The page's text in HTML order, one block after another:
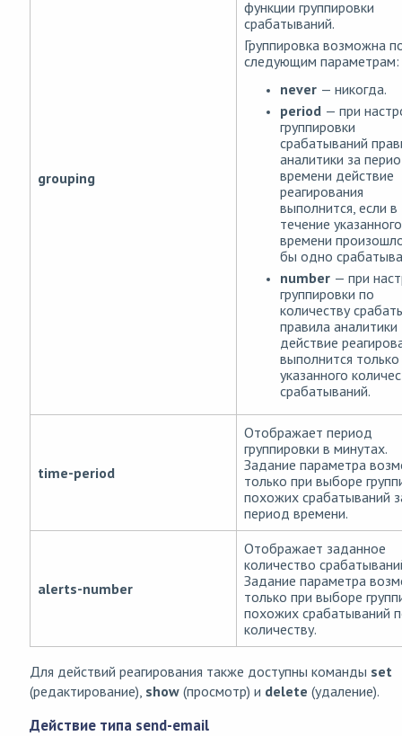
grouping
функции группировки
срабатываний.
Группировка возможна
следующим параметрам:
never — никогда.
period — при
группировки
срабатываний
аналитики за
времени действие
реагирования
выполнится, если в
течение указанного
времени
бы одно
number — при
группировки по
количеству
правила аналитики
действие
выполнится
указанного
срабатываний.
time-period
Отображает период
группировки в минутах.
Задание параметра
только при выборе
похожих срабатываний
период времени.
alerts-number
Отображает заданное
количество
Задание параметра
только при выборе
похожих срабатываний
количеству.
Для действий реагирования также доступны команды set
(редактирование), show (просмотр) и delete (удаление).
Действие типа send-email